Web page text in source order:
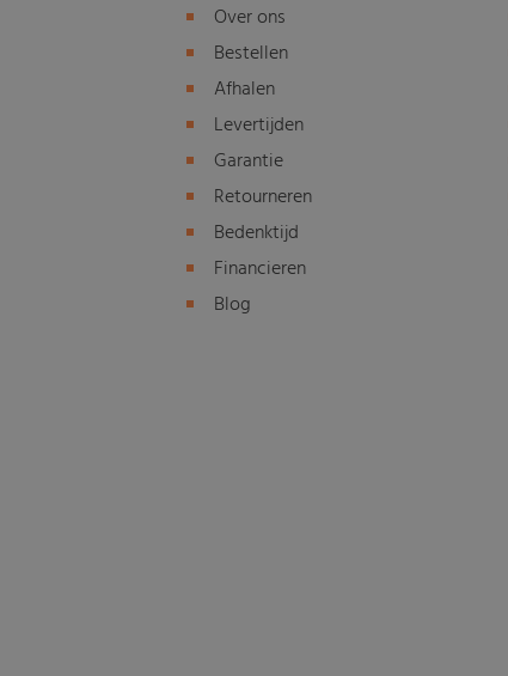
Over ons
Bestellen
Afhalen
Levertijden
Garantie
Retourneren
Bedenktijd
Financieren
Blog